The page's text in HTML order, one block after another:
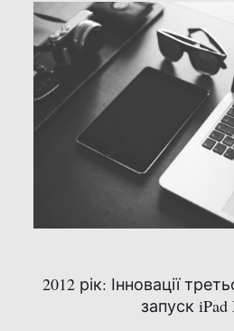
2012 рік: Інновації
запуск